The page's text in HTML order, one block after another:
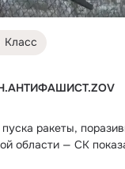
Класс
пуска ракеты,
области — СК